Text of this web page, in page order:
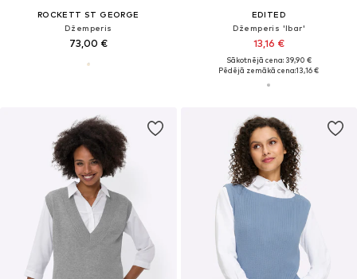
ROCKETT ST GEORGE
Džemperis
73,00 €
EDITED
Džemperis 'Ibar'
13,16 €
Sākotnējā cena: 39,90 €
Pēdējā zemākā cena:13,16 €